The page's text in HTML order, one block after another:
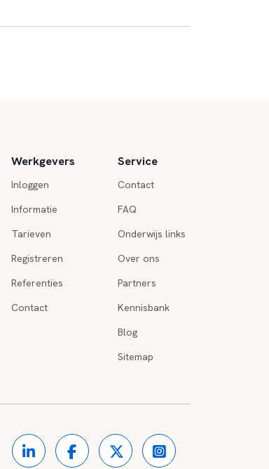
Werkgevers
Inloggen
Informatie
Tarieven
Registreren
Referenties
Contact
Service
Contact
FAQ
Onderwijs links
Over ons
Partners
Kennisbank
Blog
Sitemap